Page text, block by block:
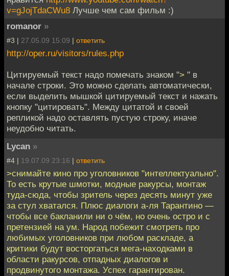
v=gJojTdaCWu8 Лучше чем сам фильм :)
romanor »
#3 | 27.05.09 15:09 | ответить
http://oper.ru/visitors/rules.php
Цитируемый текст надо помечать знаком "> " в
начале строки. Это можно сделать автоматически,
если выделить мышкой цитируемый текст и нажать
кнопку "цитировать". Между цитатой и своей
репликой надо оставлять пустую строку, иначе
неудобно читать.
Lycan »
#4 | 19.07.09 23:16 | ответить
>снимайте кино про уголовников "интеллектуально".
То есть крутые шмотки, модные ракурсы, монтаж
туда-сюда, чтобы зритель через десять минут уже
за стул хватался. Плюс диалоги а-ля Тарантино —
чтобы все бакланили ни о чём, но очень остро и с
претензией на ум. Народ побежит смотреть про
любимых уголовников при любом раскладе, а
критики будут восторгаться мега-находками в
области ракурсов, отпадных диалогов и
продвинутого монтажа. Успех гарантирован.